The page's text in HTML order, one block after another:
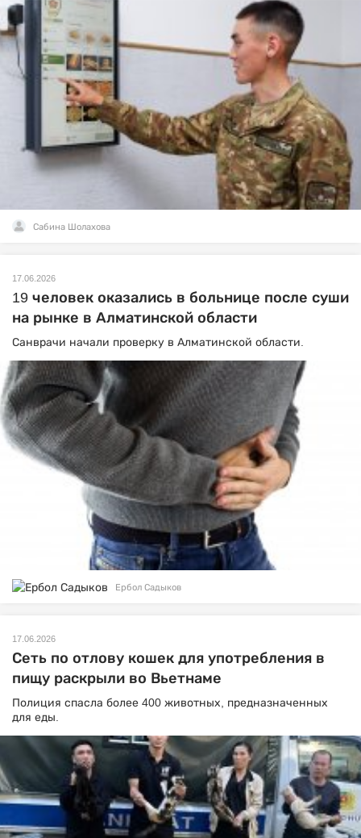
Сабина Шолахова
17.06.2026
19 человек оказались в больнице после суши
на рынке в Алматинской области
Санврачи начали проверку в Алматинской области.
Ербол Садыков
17.06.2026
Сеть по отлову кошек для употребления в
пищу раскрыли во Вьетнаме
Полиция спасла более 400 животных, предназначенных
для еды.